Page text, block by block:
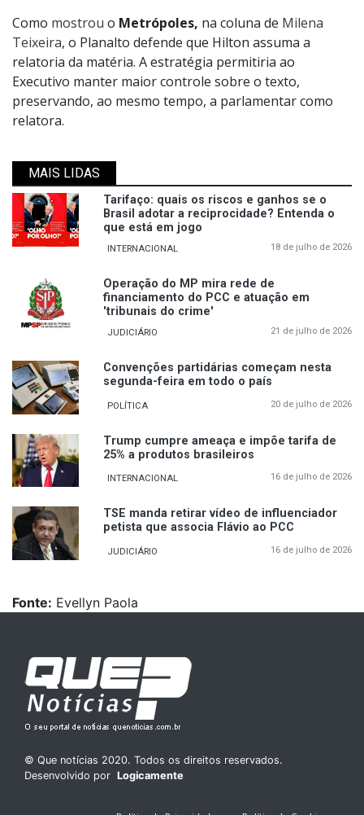
Como mostrou o Metrópoles, na coluna de Milena
Teixeira, o Planalto defende que Hilton assuma a
relatoria da matéria. A estratégia permitiria ao
Executivo manter maior controle sobre o texto,
preservando, ao mesmo tempo, a parlamentar como
relatora.
MAIS LIDAS
Tarifaço: quais os riscos e ganhos se o
Brasil adotar a reciprocidade? Entenda o
que está em jogo
INTERNACIONAL 18 de julho de 2026
Operação do MP mira rede de
financiamento do PCC e atuação em
'tribunais do crime'
JUDICIÁRIO 21 de julho de 2026
Convenções partidárias começam nesta
segunda-feira em todo o país
POLÍTICA 20 de julho de 2026
Trump cumpre ameaça e impõe tarifa de
25% a produtos brasileiros
INTERNACIONAL 16 de julho de 2026
TSE manda retirar vídeo de influenciador
petista que associa Flávio ao PCC
JUDICIÁRIO 16 de julho de 2026
Fonte: Evellyn Paola
© Que notícias 2020. Todos os direitos reservados.
Desenvolvido por Logicamente